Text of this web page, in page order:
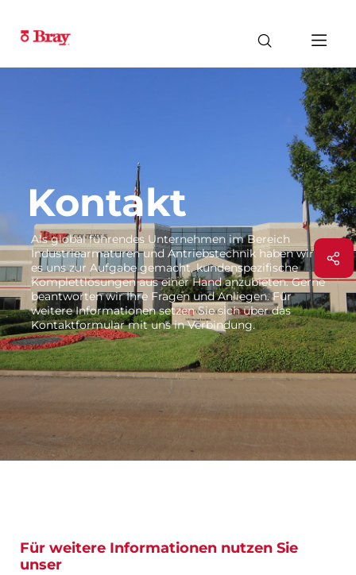
Kontakt
Als global führendes Unternehmen im Bereich
Industriearmaturen und Antriebstechnik haben wir
es uns zur Aufgabe gemacht, kundenspezifische
Komplettlösungen aus einer Hand anzubieten. Gerne
beantworten wir Ihre Fragen und Anliegen. Für
weitere Informationen setzen Sie sich über das
Kontaktformular mit uns in Verbindung.
Für weitere Informationen nutzen Sie
unser